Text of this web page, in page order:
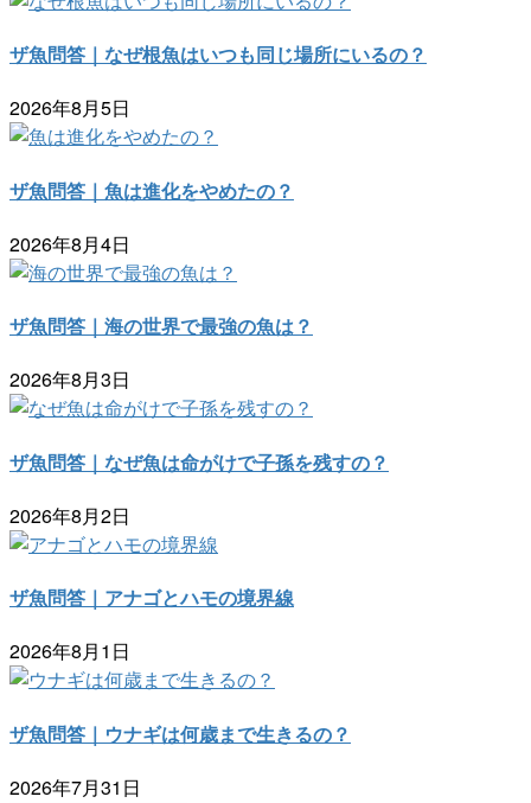
ザ魚問答｜なぜ根魚はいつも同じ場所にいるの？
2026年8月5日
ザ魚問答｜魚は進化をやめたの？
2026年8月4日
ザ魚問答｜海の世界で最強の魚は？
2026年8月3日
ザ魚問答｜なぜ魚は命がけで子孫を残すの？
2026年8月2日
ザ魚問答｜アナゴとハモの境界線
2026年8月1日
ザ魚問答｜ウナギは何歳まで生きるの？
2026年7月31日